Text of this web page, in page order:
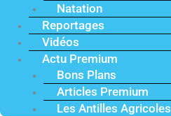
Natation
Reportages
Vidéos
Actu Premium
Bons Plans
Articles Premium
Les Antilles Agricoles